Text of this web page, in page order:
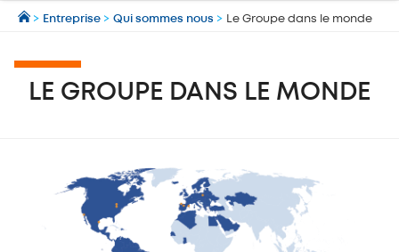
LOGICIELS
MECALUX NEWS
NOS RÉFÉRENCES
MECALUX LAB
ENTREPRISE
> Entreprise > Qui sommes nous > Le Groupe dans le monde
LE GROUPE DANS LE MONDE